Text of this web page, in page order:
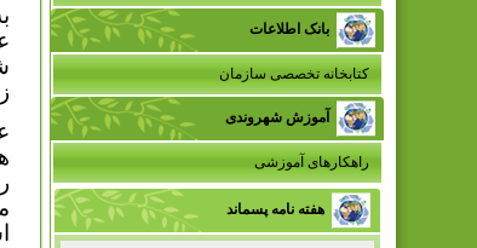
بانک اطلاعات
کتابخانه تخصصی سازمان
آموزش شهروندی
راهکارهای آموزشی
هفته نامه پسماند